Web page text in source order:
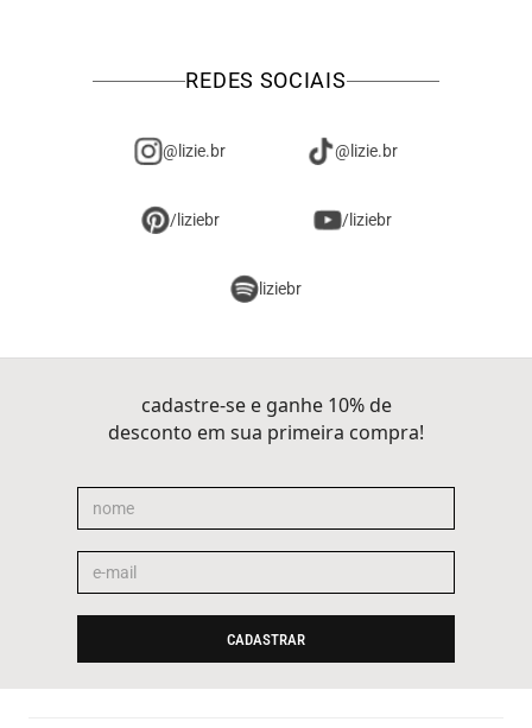
REDES SOCIAIS
@lizie.br @lizie.br
/liziebr /liziebr
liziebr
cadastre-se e ganhe 10% de
desconto em sua primeira compra!
CADASTRAR